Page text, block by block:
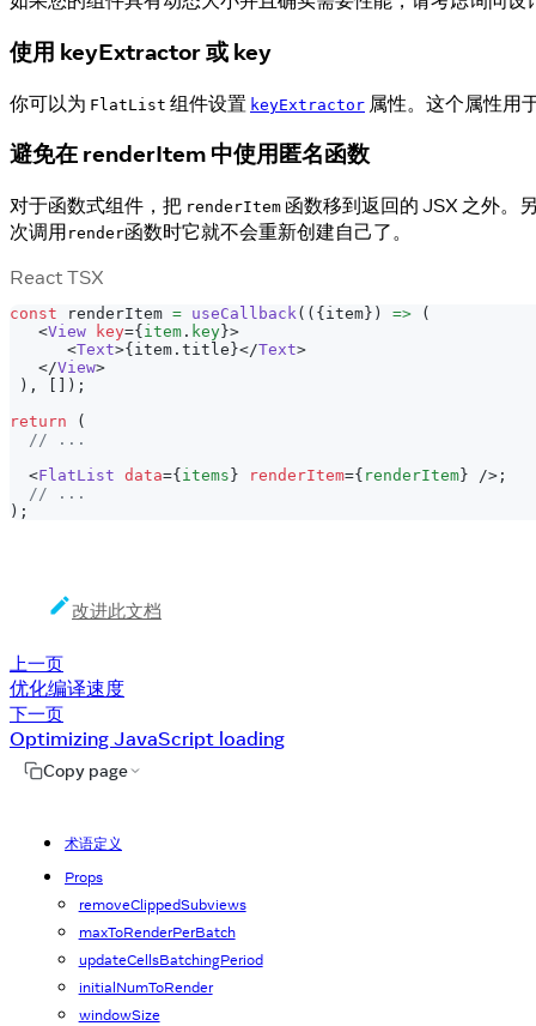
使用 keyExtractor 或 key
你可以为 FlatList 组件设置 keyExtractor 属性。这个属性用
避免在 renderItem 中使用匿名函数
对于函数式组件，把 renderItem 函数移到返回的 JSX 之外。
次调用 render函数时它就不会重新创建自己了。
React TSX
const renderItem = useCallback( ( { item } ) =>
(
<View key={ item . key }>
<Text>{ item . title }</Text>
</View>
) , ) ;
return
(
// ...
<FlatList data={ items } renderItem={ renderItem } /> ;
// ...
) ;
改进此文档
上一页
优化编译速度
下一页
Optimizing JavaScript loading
Copy page
术语定义
Props
removeClippedSubviews
maxToRenderPerBatch
updateCellsBatchingPeriod
initialNumToRender
windowSize